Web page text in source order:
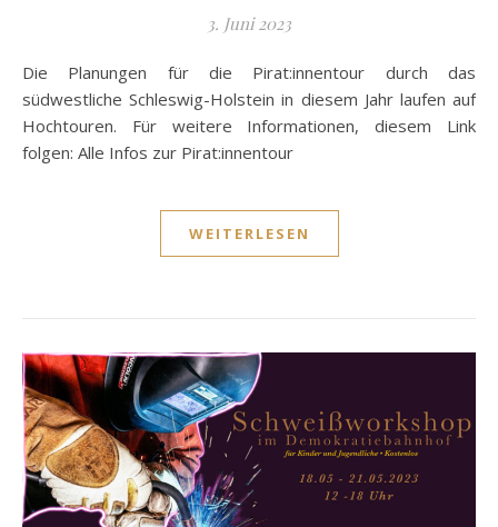
3. Juni 2023
Die Planungen für die Pirat:innentour durch das
südwestliche Schleswig-Holstein in diesem Jahr laufen auf
Hochtouren. Für weitere Informationen, diesem Link
folgen: Alle Infos zur Pirat:innentour
WEITERLESEN